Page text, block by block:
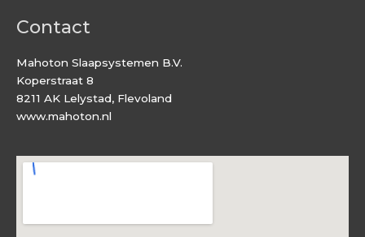
Contact
Mahoton Slaapsystemen B.V.
Koperstraat 8
8211 AK Lelystad, Flevoland
www.mahoton.nl